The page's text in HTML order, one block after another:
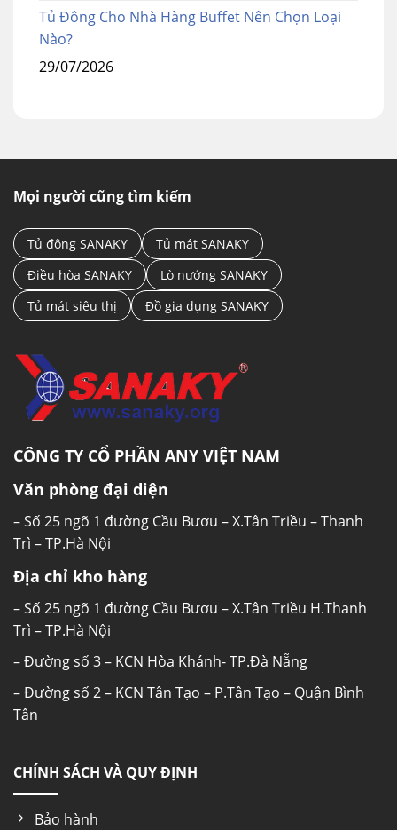
Tủ Đông Cho Nhà Hàng Buffet Nên Chọn Loại
Nào?
29/07/2026
Mọi người cũng tìm kiếm
Tủ đông SANAKY
Tủ mát SANAKY
Điều hòa SANAKY
Lò nướng SANAKY
Tủ mát siêu thị
Đồ gia dụng SANAKY
CÔNG TY CỔ PHẦN ANY VIỆT NAM
Văn phòng đại diện
– Số 25 ngõ 1 đường Cầu Bươu – X.Tân Triều – Thanh
Trì – TP.Hà Nội
Địa chỉ kho hàng
– Số 25 ngõ 1 đường Cầu Bươu – X.Tân Triều H.Thanh
Trì – TP.Hà Nội
– Đường số 3 – KCN Hòa Khánh- TP.Đà Nẵng
– Đường số 2 – KCN Tân Tạo – P.Tân Tạo – Quận Bình
Tân
CHÍNH SÁCH VÀ QUY ĐỊNH
Bảo hành